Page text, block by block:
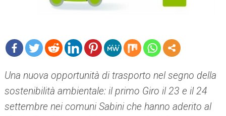
re
Una nuova opportunità di trasporto nel segno della
sostenibilità ambientale:il primo Giro il 23 e il 24
settembre nei comuni Sabini che hanno aderito al